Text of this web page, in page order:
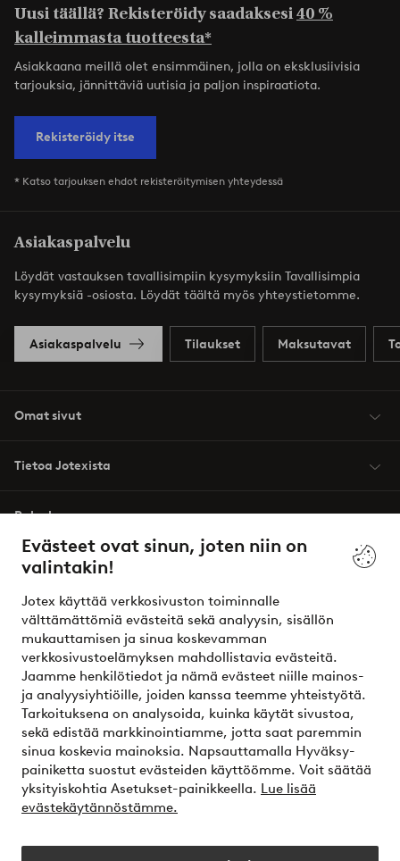
Evästeet ovat sinun, joten niin on
valintakin!
Jotex käyttää verkkosivuston toiminnalle
välttämättömiä evästeitä sekä analyysin, sisällön
mukauttamisen ja sinua koskevamman
verkkosivustoelämyksen mahdollistavia evästeitä.
Jaamme henkilötiedot ja nämä evästeet niille mainos-
ja analyysiyhtiöille, joiden kanssa teemme yhteistyötä.
Tarkoituksena on analysoida, kuinka käytät sivustoa,
sekä edistää markkinointiamme, jotta saat paremmin
sinua koskevia mainoksia. Napsauttamalla Hyväksy-
painiketta suostut evästeiden käyttöömme. Voit säätää
yksityiskohtia Asetukset-painikkeella. Lue lisää
evästekäytännöstämme.
Uusi täällä? Rekisteröidy saadaksesi40 %
kalleimmasta tuotteesta*
Asiakkaana meillä olet ensimmäinen, jolla on eksklusiivisia
tarjouksia, jännittäviä uutisia ja paljon inspiraatiota.
Rekisteröidy itse
* Katso tarjouksen ehdot rekisteröitymisen yhteydessä
Asiakaspalvelu
Löydät vastauksen tavallisimpiin kysymyksiin Tavallisimpia
kysymyksiä -osiosta. Löydät täältä myös yhteystietomme.
Asiakaspalvelu Tilaukset Maksutavat
Omat sivut
Tietoa Jotexista
Palvelumme
Ehdot
Ystävät
Turvalliset maksut – maksa nyt tai erissä
Haluatko tietää lisää maksuvaihtoehdoistamme?
elpy